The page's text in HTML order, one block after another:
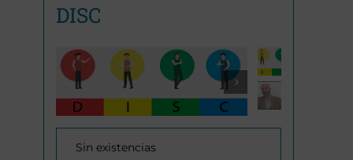
DISC

Sin existencias